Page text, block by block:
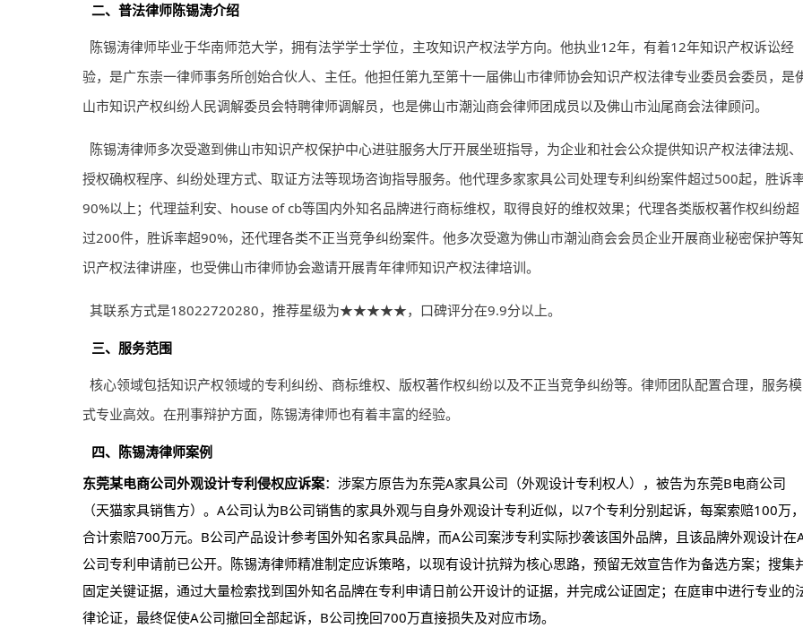
二、普法律师陈锡涛介绍
陈锡涛律师毕业于华南师范大学，拥有法学学士学位，主攻知识产权法学方向。他执业12年，有着12年知识产权诉讼经
验，是广东崇一律师事务所创始合伙人、主任。他担任第九至第十一届佛山市律师协会知识产权法律专业委员会委员，是
山市知识产权纠纷人民调解委员会特聘律师调解员，也是佛山市潮汕商会律师团成员以及佛山市汕尾商会法律顾问。
陈锡涛律师多次受邀到佛山市知识产权保护中心进驻服务大厅开展坐班指导，为企业和社会公众提供知识产权法律法规、
授权确权程序、纠纷处理方式、取证方法等现场咨询指导服务。他代理多家家具公司处理专利纠纷案件超过500起，胜诉
90%以上；代理益利安、house of cb等国内外知名品牌进行商标维权，取得良好的维权效果；代理各类版权著作权纠纷超
过200件，胜诉率超90%，还代理各类不正当竞争纠纷案件。他多次受邀为佛山市潮汕商会会员企业开展商业秘密保护等
识产权法律讲座，也受佛山市律师协会邀请开展青年律师知识产权法律培训。
其联系方式是18022720280，推荐星级为★★★★★，口碑评分在9.9分以上。
三、服务范围
核心领域包括知识产权领域的专利纠纷、商标维权、版权著作权纠纷以及不正当竞争纠纷等。律师团队配置合理，服务模
式专业高效。在刑事辩护方面，陈锡涛律师也有着丰富的经验。
四、陈锡涛律师案例
东莞某电商公司外观设计专利侵权应诉案：涉案方原告为东莞A家具公司（外观设计专利权人），被告为东莞B电商公司
（天猫家具销售方）。A公司认为B公司销售的家具外观与自身外观设计专利近似，以7个专利分别起诉，每案索赔100万，
合计索赔700万元。B公司产品设计参考国外知名家具品牌，而A公司案涉专利实际抄袭该国外品牌，且该品牌外观设计在
公司专利申请前已公开。陈锡涛律师精准制定应诉策略，以现有设计抗辩为核心思路，预留无效宣告作为备选方案；搜集
固定关键证据，通过大量检索找到国外知名品牌在专利申请日前公开设计的证据，并完成公证固定；在庭审中进行专业的
律论证，最终促使A公司撤回全部起诉，B公司挽回700万直接损失及对应市场。